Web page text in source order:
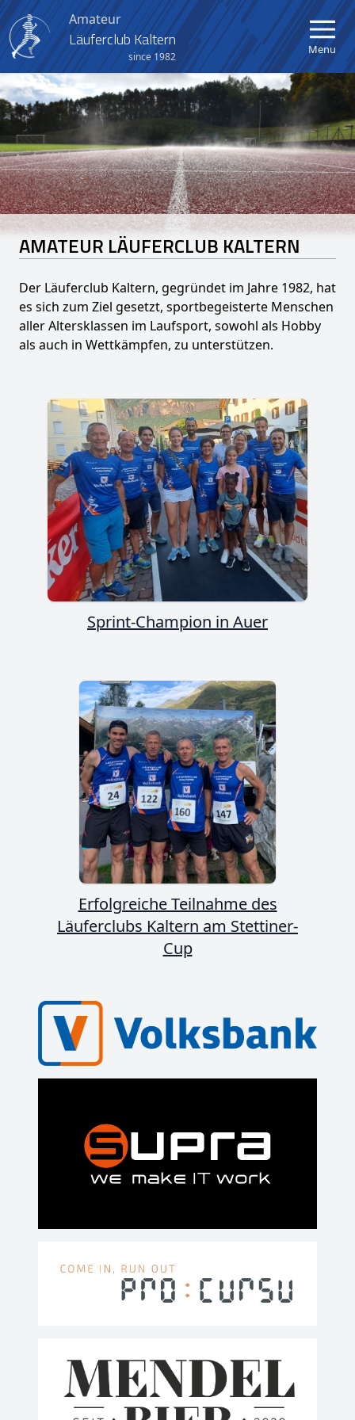
Amateur
Läuferclub Kaltern
since 1982
Menu
Home
Verein
Aktuelles
Kalender
Berglauf Kaltern-Mendel
Crosslauf Kaltern
Kinder- und Jugendlauf
AMATEUR LÄUFERCLUB KALTERN
Der Läuferclub Kaltern, gegründet im Jahre 1982, hat
es sich zum Ziel gesetzt, sportbegeisterte Menschen
aller Altersklassen im Laufsport, sowohl als Hobby
als auch in Wettkämpfen, zu unterstützen.
Sprint-Champion in Auer
Erfolgreiche Teilnahme des
Läuferclubs Kaltern am Stettiner-
Cup